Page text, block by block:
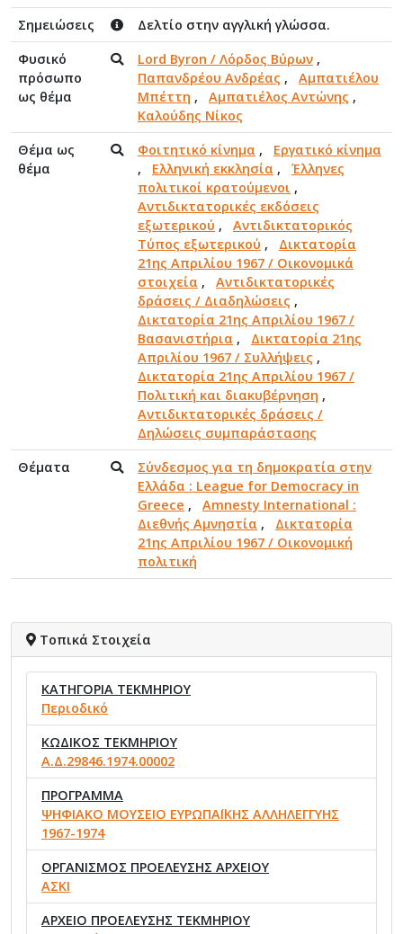
Σημειώσεις
Δελτίο στην αγγλική γλώσσα.
Φυσικό
πρόσωπο
ως θέμα
Lord Byron / Λόρδος Βύρων ,
Παπανδρέου Ανδρέας , Αμπατιέλου
Μπέττη , Αμπατιέλος Αντώνης ,
Καλούδης Νίκος
Θέμα ως
θέμα
Φοιτητικό κίνημα , Εργατικό κίνημα
, Ελληνική εκκλησία , Έλληνες
πολιτικοί κρατούμενοι ,
Αντιδικτατορικές εκδόσεις
εξωτερικού , Αντιδικτατορικός
Τύπος εξωτερικού , Δικτατορία
21ης Απριλίου 1967 / Οικονομικά
στοιχεία , Αντιδικτατορικές
δράσεις / Διαδηλώσεις ,
Δικτατορία 21ης Απριλίου 1967 /
Βασανιστήρια , Δικτατορία 21ης
Απριλίου 1967 / Συλλήψεις ,
Δικτατορία 21ης Απριλίου 1967 /
Πολιτική και διακυβέρνηση ,
Αντιδικτατορικές δράσεις /
Δηλώσεις συμπαράστασης
Θέματα
Σύνδεσμος για τη δημοκρατία στην
Ελλάδα : League for Democracy in
Greece , Amnesty International :
Διεθνής Αμνηστία , Δικτατορία
21ης Απριλίου 1967 / Οικονομική
πολιτική
Τοπικά Στοιχεία
ΚΑΤΗΓΟΡΙΑ ΤΕΚΜΗΡΙΟΥ
Περιοδικό
ΚΩΔΙΚΟΣ ΤΕΚΜΗΡΙΟΥ
Α.Δ.29846.1974.00002
ΠΡΟΓΡΑΜΜΑ
ΨΗΦΙΑΚΟ ΜΟΥΣΕΙΟ ΕΥΡΩΠΑΪΚΗΣ ΑΛΛΗΛΕΓΓΥΗΣ
1967-1974
ΟΡΓΑΝΙΣΜΟΣ ΠΡΟΕΛΕΥΣΗΣ ΑΡΧΕΙΟΥ
ΑΣΚΙ
ΑΡΧΕΙΟ ΠΡΟΕΛΕΥΣΗΣ ΤΕΚΜΗΡΙΟΥ